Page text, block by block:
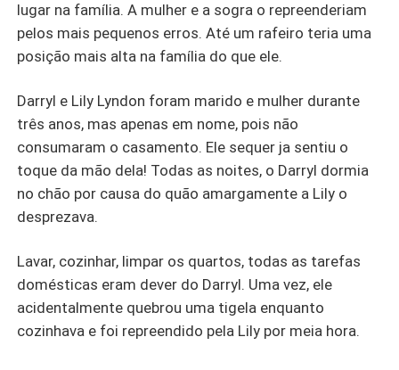
lugar na família. A mulher e a sogra o repreenderiam
pelos mais pequenos erros. Até um rafeiro teria uma
posição mais alta na família do que ele.
Darryl e Lily Lyndon foram marido e mulher durante
três anos, mas apenas em nome, pois não
consumaram o casamento. Ele sequer ja sentiu o
toque da mão dela! Todas as noites, o Darryl dormia
no chão por causa do quão amargamente a Lily o
desprezava.
Lavar, cozinhar, limpar os quartos, todas as tarefas
domésticas eram dever do Darryl. Uma vez, ele
acidentalmente quebrou uma tigela enquanto
cozinhava e foi repreendido pela Lily por meia hora.